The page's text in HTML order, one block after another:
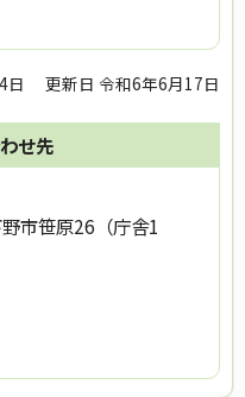
日 更新日 令和6年6月17日
せ先
市笹原26（庁舎1